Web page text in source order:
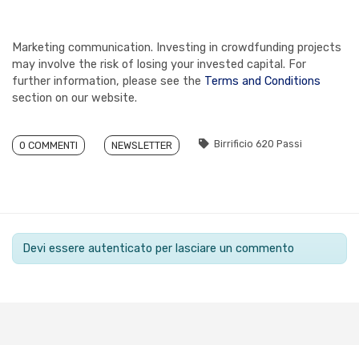
Marketing communication. Investing in crowdfunding projects
may involve the risk of losing your invested capital. For
further information, please see the Terms and Conditions
section on our website.
0 COMMENTI NEWSLETTER Birrificio 620 Passi
Devi essere autenticato per lasciare un commento